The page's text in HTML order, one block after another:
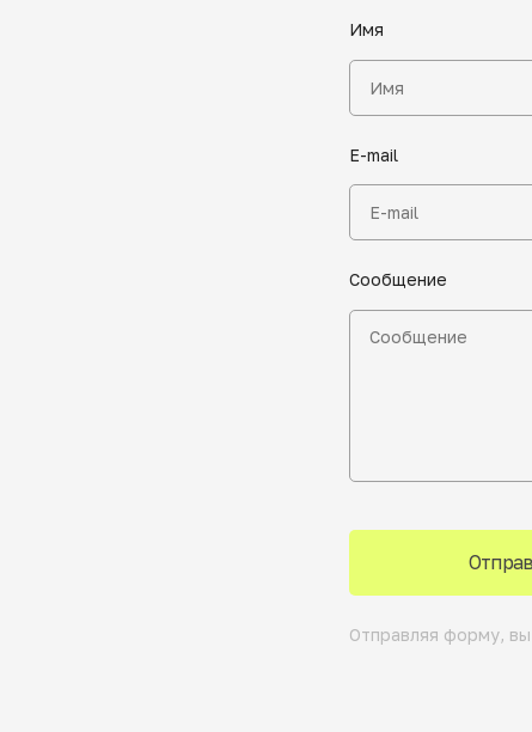
Имя
E-mail
Сообщение
Отправляя форму, вы